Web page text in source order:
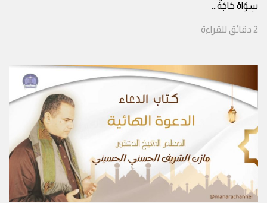
سِوَاهُ حَاجَةٌ...
2 دقائق للقراءة